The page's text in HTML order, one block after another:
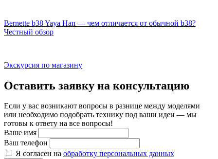
Bernette b38 Yaya Han — чем отличается от обычной b38?
Честный обзор
Экскурсия по магазину
Оставить заявку на консультацию
Если у вас возникают вопросы в разнице между моделями
или необходимо подобрать технику под ваши идеи — мы
готовы к ответу на все вопросы!
Ваше имя
Ваш телефон
Я согласен на обработку персональных данных